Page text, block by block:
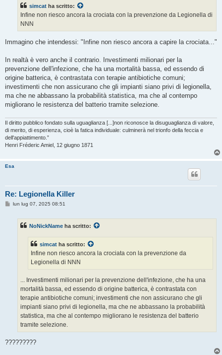
simcat ha scritto:
Infine non riesco ancora la crociata con la prevenzione da Legionella di
NNN
Immagino che intendessi: "Infine non riesco ancora a capire la crociata..."
In realtà è vero anche il contrario. Investimenti milionari per la
prevenzione dell'infezione, che ha una mortalità bassa, ed essendo di
origine batterica, è contrastata con terapie antibiotiche comuni;
investimenti che non assicurano che gli impianti siano privi di legionella,
ma che ne abbassano la probabilità statistica, ma che al contempo
migliorano le resistenza del batterio tramite selezione.
Il diritto pubblico fondato sulla uguaglianza [...]non riconosce la disuguaglianza di valore,
di merito, di esperienza, cioè la fatica individuale: culminerà nel trionfo della feccia e
dell'appiattimento.”
Henri Fréderic Amiel, 12 giugno 1871
Esa
Re: Legionella Killer
Mlun lug 07, 2025 08:51
NoNickName ha scritto:
simcat ha scritto:
Infine non riesco ancora la crociata con la prevenzione da
Legionella di NNN
... Investimenti milionari per la prevenzione dell'infezione, che ha una
mortalità bassa, ed essendo di origine batterica, è contrastata con
terapie antibiotiche comuni; investimenti che non assicurano che gli
impianti siano privi di legionella, ma che ne abbassano la probabilità
statistica, ma che al contempo migliorano le resistenza del batterio
tramite selezione.
?????????